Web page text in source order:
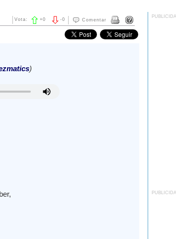
Comentar
-0
Vota: +0
)